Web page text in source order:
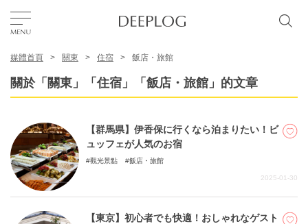
區域
特色主題
媒體首頁 關東 住宿 飯店・旅館
關於「關東」「住宿」「飯店・旅館」的文章
【群馬県】伊香保に行くなら泊まりたい！ビ
ュッフェが人気のお宿
觀光景點 飯店・旅館
2025-01-30
【東京】初心者でも快適！おしゃれなゲスト